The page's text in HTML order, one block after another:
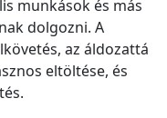
munkások és más
dolgozni. A
az áldozattá
eltöltése, és